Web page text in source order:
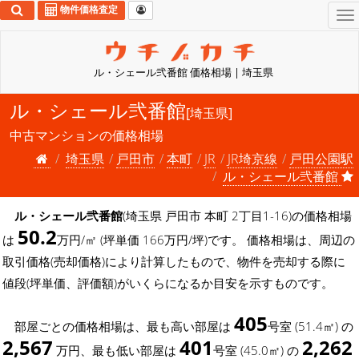
ル・シェール弐番館 価格相場 | 埼玉県
物件価格査定
ル・シェール弐番館[埼玉県]
中古マンションの価格相場
埼玉県
戸田市 本町 JR JR埼京線
戸田公園駅
ル・シェール弐番館
ル・シェール弐番館(埼玉県 戸田市 本町 2丁目1-16)の価格相場
は 50.2万円/㎡ (坪単価 166万円/坪)です。 価格相場は、周辺の
取引価格(売却価格)により計算したもので、物件を売却する際に
値段(坪単価、評価額)がいくらになるか目安を示すものです。
部屋ごとの価格相場は、最も高い部屋は 405号室 (51.4㎡) の
2,567 万円、最も低い部屋は 401 号室 (45.0㎡) の 2,262